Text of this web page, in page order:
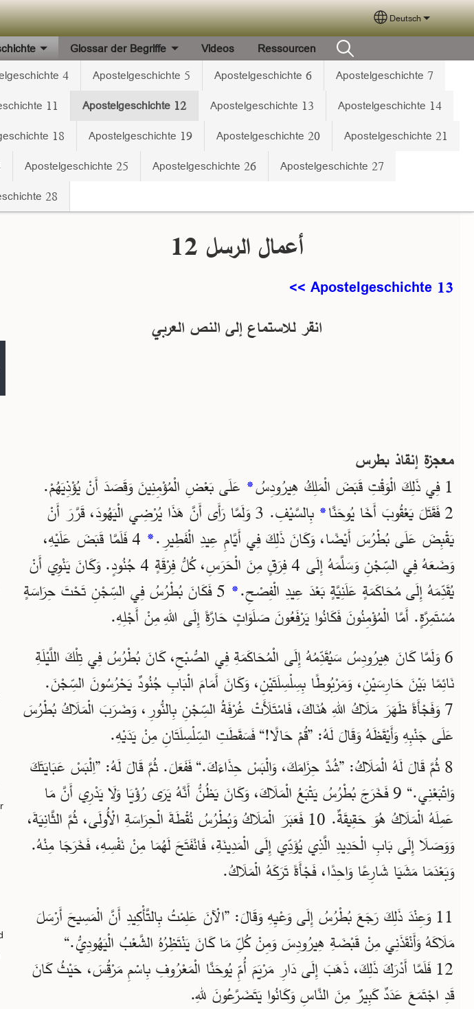
Select your
Deutsch
4 Apostelgeschichte 5 Apostelgeschichte 6
Apostelgeschichte 7
11 Apostelgeschichte 12 Apostelgeschichte 13
Apostelgeschichte 14
18 Apostelgeschichte 19 Apostelgeschichte 20
Apostelgeschichte 21
Apostelgeschichte 25 Apostelgeschichte 26
Apostelgeschichte 27
28
Glossar der Begriffe Videos Ressourcen
أعمال الرسل 12
Apostelgeschichte 13 >>
انقر للاستماع إلى النص العربي
معجزة إنقاذ بطرس
1 فِي ذَلِكَ الْوَقْتِ قَبَضَ الْمَلِكُ هِيرُودِسُ * عَلَى بَعْضِ الْمُؤْمِنِينَ وَقَصَدَ أَنْ يُؤْذِيَهُمْ.
2 فَقَتَلَ يَعْقُوبَ أَخَا يُوحَنَّا
*
بِالسَّيْفِ. 3 وَلَمَّا رَأَى أَنَّ هَذَا يُرْضِي الْيَهُودَ، قَرَّرَ أَنْ
يَقْبِضَ عَلَى بُطْرُسَ أَيْضًا، وَكَانَ ذَلِكَ فِي أَيَّامِ عِيدِ الْفَطِيرِ.*
4 فَلَمَّا قَبَضَ عَلَيْهِ،
وَضَعَهُ فِي السِّجْنِ وَسَلَّمَهُ إِلَى 4 فِرَقٍ مِنَ الْحَرَسِ، كُلُّ فِرْقَةٍ 4 جُنُودٍ. وَكَانَ يَنْوِي أَنْ
يُقَدِّمَهُ إِلَى مُحَاكَمَةٍ عَلَنِيَّةٍ بَعْدَ عِيدِ الْفِصْحِ.*
5 فَكَانَ بُطْرُسُ فِي السِّجْنِ تَحْتَ حِرَاسَةٍ
مُسْتَمِرَّةٍ. أَمَّا الْمُؤْمِنُونَ فَكَانُوا يَرْفَعُونَ صَلَوَاتٍ حَارَّةً إِلَى اللهِ مِنْ أَجْلِهِ.
6 وَلَمَّا كَانَ هِيرُودِسُ سَيُقَدِّمُهُ إِلَى الْمُحَاكَمَةِ فِي الصُّبْحِ، كَانَ بُطْرُسُ فِي تِلْكَ اللَّيْلَةِ
نَائِمًا بَيْنَ حَارِسَيْنِ، وَمَرْبُوطًا بِسِلْسِلَتَيْنِ، وَكَانَ أَمَامَ الْبَابِ جُنُودٌ يَحْرُسُونَ السِّجْنَ.
7 وَفَجْأَةً ظَهَرَ مَلَاكُ اللهِ هُنَاكَ، فَامْتَلَأَتْ غُرْفَةُ السِّجْنِ بِالنُّورِ، وَضَرَبَ الْمَلَاكُ بُطْرُسَ
عَلَى جَنْبِهِ وَأَيْقَظَهُ وَقَالَ لَهُ: ”قُمْ حَالًا!“ فَسَقَطَتِ السِّلْسِلَتَانِ مِنْ يَدَيْهِ.
8 ثُمَّ قَالَ لَهُ الْمَلَاكُ: ”شُدَّ حِزَامَكَ، وَالْبَسْ حِذَاءَكَ.“ فَفَعَلَ. ثُمَّ قَالَ لَهُ: ”اِلْبَسْ عَبَايَتَكَ
وَاتْبَعْنِي.“ 9 فَخَرَجَ بُطْرُسُ يَتْبَعُ الْمَلَاكَ، وَكَانَ يَظُنُّ أَنَّهُ يَرَى رُؤْيَا وَلَا يَدْرِي أَنَّ مَا
عَمِلَهُ الْمَلَاكُ هُوَ حَقِيقَةٌ. 10 فَعَبَرَ الْمَلَاكُ وَبُطْرُسُ نُقْطَةَ الْحِرَاسَةِ الْأُولَى، ثُمَّ الثَّانِيَةَ،
وَوَصَلَا إِلَى بَابِ الْحَدِيدِ الَّذِي يُؤَدِّي إِلَى الْمَدِينَةِ، فَانْفَتَحَ لَهُمَا مِنْ نَفْسِهِ، فَخَرَجَا مِنْهُ.
وَبَعْدَمَا مَشَيَا شَارِعًا وَاحِدًا، فَجْأَةً تَرَكَهُ الْمَلَاكُ.
11 وَعِنْدَ ذَلِكَ رَجَعَ بُطْرُسُ إِلَى وَعْيِهِ وَقَالَ: ”الْآنَ عَلِمْتُ بِالتَّأْكِيدِ أَنَّ الْمَسِيحَ أَرْسَلَ
مَلَاكَهُ وَأَنْقَذَنِي مِنْ قَبْضَةِ هِيرُودِسَ وَمِنْ كُلِّ مَا كَانَ يَنْتَظِرُهُ الشَّعْبُ الْيَهُودِيُّ.“
12 فَلَمَّا أَدْرَكَ ذَلِكَ، ذَهَبَ إِلَى دَارِ مَرْيَمَ أُمِّ يُوحَنَّا الْمَعْرُوفِ بِاسْمِ مَرْقُسَ، حَيْثُ كَانَ
قَدِ اجْتَمَعَ عَدَدٌ كَبِيرٌ مِنَ النَّاسِ وَكَانُوا يَتَضَرَّعُونَ للهِ.